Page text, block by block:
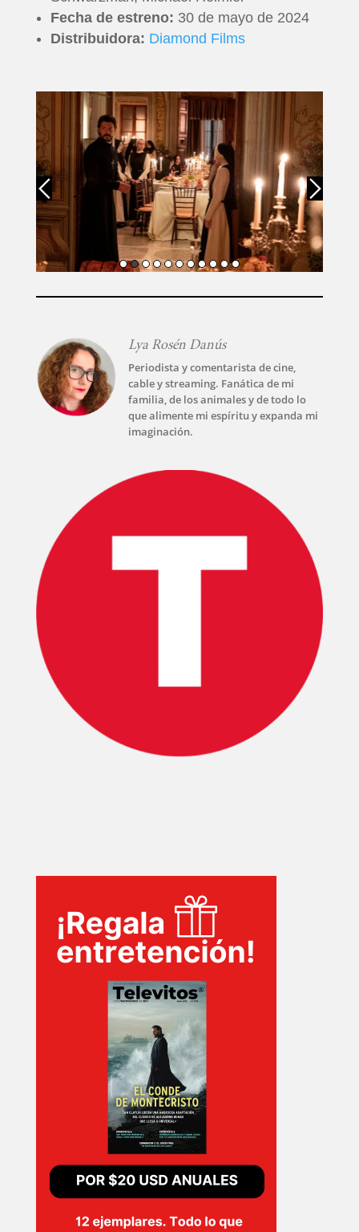
PELICULAS
SERIES
TECNOVITOS
T-
PLUS
Fecha de estreno: 30 de mayo de 2024
Distribuidora: Diamond Films
Lya Rosén Danús
Periodista y comentarista de cine,
cable y streaming. Fanática de mi
familia, de los animales y de todo lo
que alimente mi espíritu y expanda mi
imaginación.